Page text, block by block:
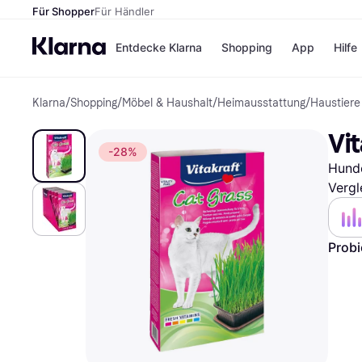
Für ShopperFür Händler
Entdecke Klarna
Zahlungsmethoden
Bezahle in 3
Teilzahlungen
Bezahle in bis zu 30
Tagen
Ratenzahlung
Shopping
Shops
eBay
Temu
SHEIN
Alle Shops
App Hilfe
Klarna/Shopping/Möbel & Haushalt/Heimausstattung/Haustiere
-28%